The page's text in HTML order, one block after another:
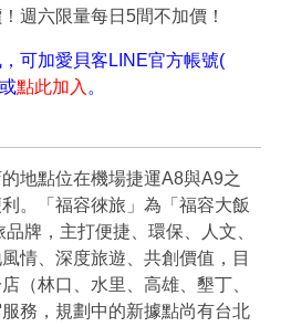
週六限量每日5間不加價！
可加愛貝客LINE官方帳號(
點此加入 。
地點位在機場捷運A8與A9之
。「福容徠旅」為「福容大飯
牌，主打便捷、環保、人文、
情、深度旅遊、共創價值，目
（林口、水里、高雄、墾丁、
務，規劃中的新據點尚有台北